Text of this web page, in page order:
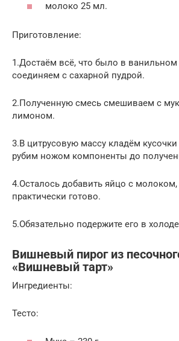
молоко 25 мл.
Приготовление:
1.Достаём всё, что было в ванильном
соединяем с сахарной пудрой.
2.Полученную смесь смешиваем с
лимоном.
3.В цитрусовую массу кладём
рубим ножом компоненты до
4.Осталось добавить яйцо с молоком,
практически готово.
5.Обязательно подержите его в
Вишневый пирог из
«Вишневый тарт»
Ингредиенты:
Тесто: